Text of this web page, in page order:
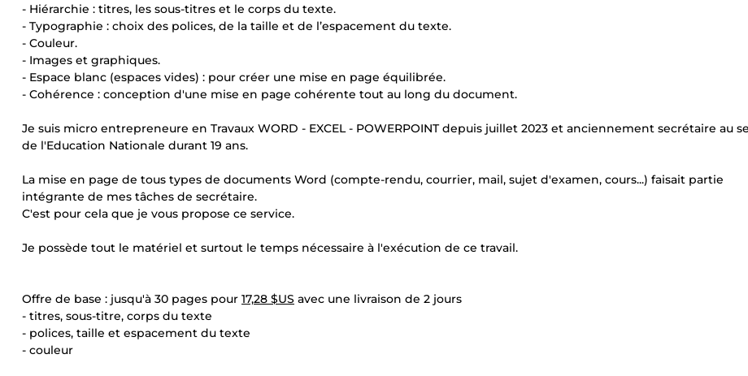
- Hiérarchie : titres, les sous-titres et le corps du texte.
- Typographie : choix des polices, de la taille et de l’espacement du texte.
- Couleur.
- Images et graphiques.
- Espace blanc (espaces vides) : pour créer une mise en page équilibrée.
- Cohérence : conception d'une mise en page cohérente tout au long du document.
Je suis micro entrepreneure en Travaux WORD - EXCEL - POWERPOINT depuis juillet 2023 et anciennement secrétaire au
de l'Education Nationale durant 19 ans.
La mise en page de tous types de documents Word (compte-rendu, courrier, mail, sujet d'examen, cours...) faisait partie
intégrante de mes tâches de secrétaire.
C'est pour cela que je vous propose ce service.
Je possède tout le matériel et surtout le temps nécessaire à l'exécution de ce travail.
Offre de base : jusqu'à 30 pages pour 17,28 $US avec une livraison de 2 jours
- titres, sous-titre, corps du texte
- polices, taille et espacement du texte
- couleur